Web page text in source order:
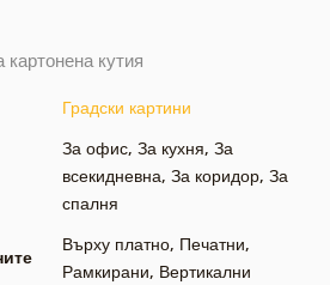
кутия
Градски картини
За офис, За кухня, За
всекидневна, За коридор, За
спалня
Върху платно, Печатни,
Рамкирани, Вертикални